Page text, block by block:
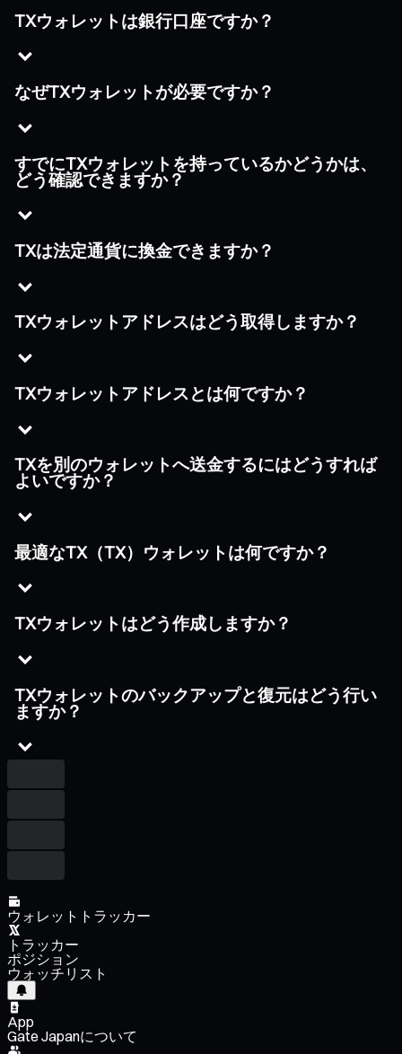
TXウォレットは銀行口座ですか？
なぜTXウォレットが必要ですか？
すでにTXウォレットを持っているかどうかは、
どう確認できますか？
TXは法定通貨に換金できますか？
TXウォレットアドレスはどう取得しますか？
TXウォレットアドレスとは何ですか？
TXを別のウォレットへ送金するにはどうすれば
よいですか？
最適なTX（TX）ウォレットは何ですか？
TXウォレットはどう作成しますか？
TXウォレットのバックアップと復元はどう行い
ますか？
ウォレットトラッカー
トラッカー
ポジション
ウォッチリスト
App
Gate Japanについて